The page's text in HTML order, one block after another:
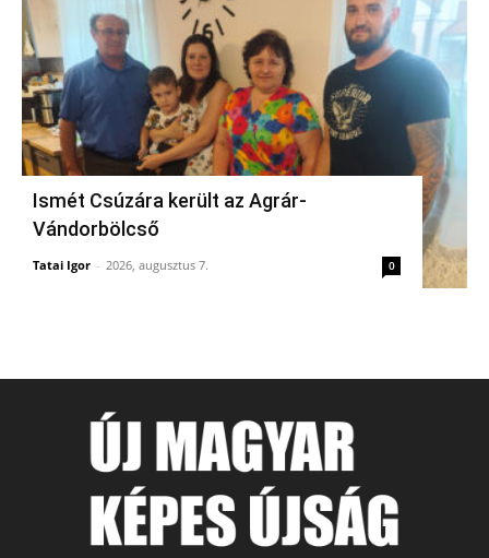
Ismét Csúzára került az Agrár-
Vándorbölcső
Tatai Igor - 2026, augusztus 7. 0